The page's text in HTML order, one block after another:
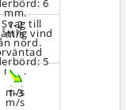
1-2
m/s
1-4
m/s
1-3
m/s